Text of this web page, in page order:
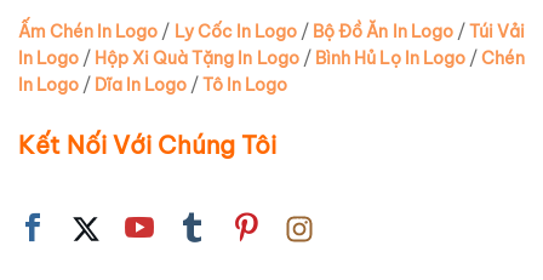
Ấm Chén In Logo / Ly Cốc In Logo/ Bộ Đồ Ăn In Logo/Túi Vải
In Logo / Hộp Xi Quà Tặng In Logo/ Bình Hủ Lọ In Logo/Chén
In Logo / Dĩa In Logo /Tô In Logo
Kết Nối Với Chúng Tôi